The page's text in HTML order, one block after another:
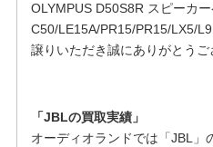
OLYMPUS D50S8R スピーカ
C50/LE15A/PR15/PR15/LX5/
譲りいただき誠にありがとうご
「JBLの買取実績」
オーディオランドでは「JBL」